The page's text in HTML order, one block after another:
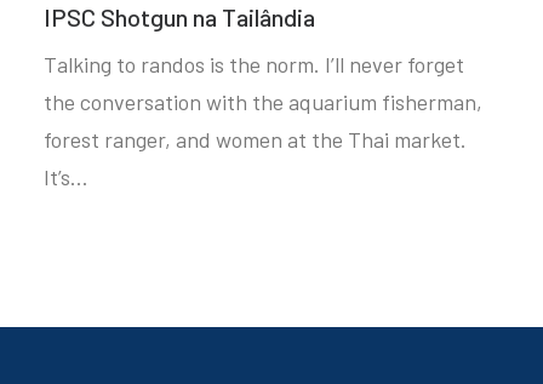
IPSC Shotgun na Tailândia
Talking to randos is the norm. I’ll never forget
the conversation with the aquarium fisherman,
forest ranger, and women at the Thai market.
It’s…